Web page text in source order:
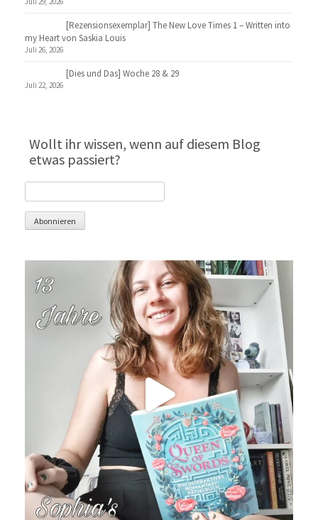
[Rezensionsexemplar] The New Love Times 1 – Written into
my Heart von Saskia Louis
Juli 26, 2026
[Dies und Das] Woche 28 & 29
Juli 22, 2026
Wollt ihr wissen, wenn auf diesem Blog
etwas passiert?